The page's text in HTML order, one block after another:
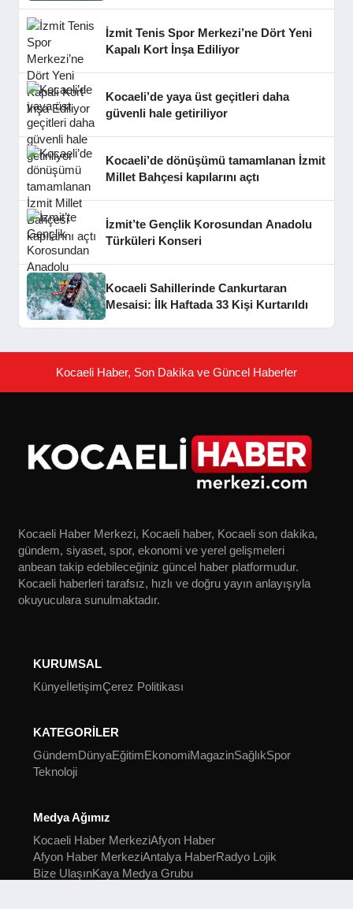
İzmit Tenis Spor Merkezi’ne Dört Yeni
Kapalı Kort İnşa Ediliyor
Kocaeli’de yaya üst geçitleri daha
güvenli hale getiriliyor
Kocaeli’de dönüşümü tamamlanan İzmit
Millet Bahçesi kapılarını açtı
İzmit’te Gençlik Korosundan Anadolu
Türküleri Konseri
Kocaeli Sahillerinde Cankurtaran
Mesaisi: İlk Haftada 33 Kişi Kurtarıldı
Kocaeli Haber, Son Dakika ve Güncel Haberler
Kocaeli Haber Merkezi, Kocaeli haber, Kocaeli son dakika,
gündem, siyaset, spor, ekonomi ve yerel gelişmeleri
anbean takip edebileceğiniz güncel haber platformudur.
Kocaeli haberleri tarafsız, hızlı ve doğru yayın anlayışıyla
okuyuculara sunulmaktadır.
KURUMSAL
KünyeİletişimÇerez Politikası
KATEGORİLER
GündemDünyaEğitimEkonomiMagazinSağlıkSpor
Teknoloji
Medya Ağımız
Kocaeli Haber MerkeziAfyon Haber
Afyon Haber MerkeziAntalya HaberRadyo Lojik
Bize UlaşınKaya Medya Grubu